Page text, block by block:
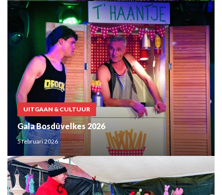
UITGAAN & CULTUUR
Gala Bosdûvelkes 2026
5 februari 2026